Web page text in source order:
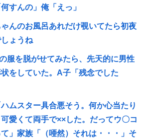
すんの」俺「えっ」
んのお風呂あれだけ覗いてたら初夜
ょうね
服を脱がせてみたら、先天的に男性
をしていた。A子「残念でした
ハムスター具合悪そう。何か心当たり
愛くて両手で××した。だってウ〇コ
」家族「（唖然）それは・・・」そ